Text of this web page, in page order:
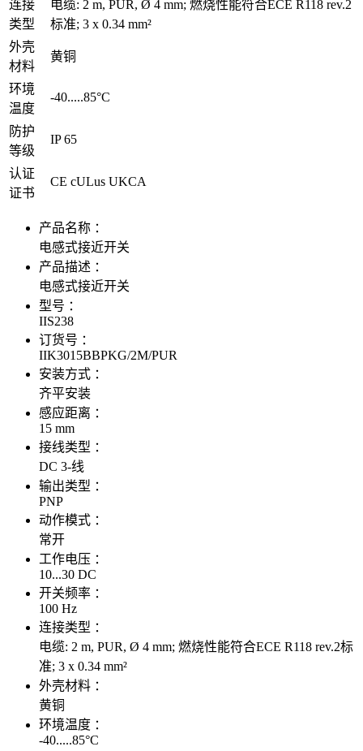
连接
类型
电缆: 2 m, PUR, Ø 4 mm; 燃烧性能符合ECE R118 rev.2
标准; 3 x 0.34 mm²
外壳
材料
黄铜
环境
温度
-40.....85°C
防护
等级
IP 65
认证
证书
CE cULus UKCA
产品名称 ：
电感式接近开关
产品描述 ：
电感式接近开关
型号 ：
IIS238
订货号 ：
IIK3015BBPKG/2M/PUR
安装方式 ：
齐平安装
感应距离 ：
15 mm
接线类型 ：
DC 3-线
输出类型 ：
PNP
动作模式 ：
常开
工作电压 ：
10...30 DC
开关频率 ：
100 Hz
连接类型 ：
电缆: 2 m, PUR, Ø 4 mm; 燃烧性能符合ECE R118 rev.2标
准; 3 x 0.34 mm²
外壳材料 ：
黄铜
环境温度 ：
-40.....85°C